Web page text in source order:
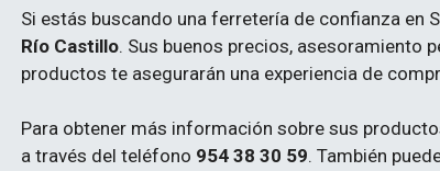
Si estás buscando una ferretería de confianza en
Río Castillo. Sus buenos precios, asesoramiento
productos te asegurarán una experiencia de
Para obtener más información sobre sus
a través del teléfono 954 38 30 59. También